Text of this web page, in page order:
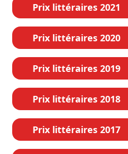
Prix littéraires 2021
Prix littéraires 2020
Prix littéraires 2019
Prix littéraires 2018
Prix littéraires 2017